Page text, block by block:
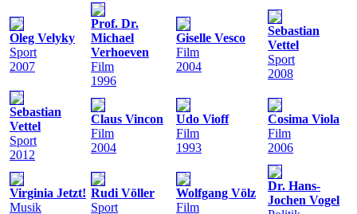
Oleg Velyky
Sport
2007
Prof. Dr.
Michael
Verhoeven
Film
1996
Giselle Vesco
Film
2004
Sebastian
Vettel
Sport
2008
Sebastian
Vettel
Sport
2012
Claus Vincon
Film
2004
Udo Vioff
Film
1993
Cosima Viola
Film
2006
Virginia Jetzt!
Musik
Rudi Völler
Sport
Wolfgang Völz
Film
Dr. Hans-
Jochen Vogel